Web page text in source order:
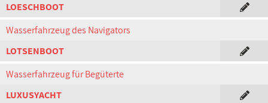
LOESCHBOOT
Wasserfahrzeug des Navigators
LOTSENBOOT
Wasserfahrzeug für Begüterte
LUXUSYACHT